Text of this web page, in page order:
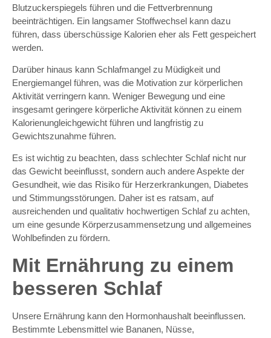
Blutzuckerspiegels führen und die Fettverbrennung
beeinträchtigen. Ein langsamer Stoffwechsel kann dazu
führen, dass überschüssige Kalorien eher als Fett gespeichert
werden.
Darüber hinaus kann Schlafmangel zu Müdigkeit und
Energiemangel führen, was die Motivation zur körperlichen
Aktivität verringern kann. Weniger Bewegung und eine
insgesamt geringere körperliche Aktivität können zu einem
Kalorienungleichgewicht führen und langfristig zu
Gewichtszunahme führen.
Es ist wichtig zu beachten, dass schlechter Schlaf nicht nur
das Gewicht beeinflusst, sondern auch andere Aspekte der
Gesundheit, wie das Risiko für Herzerkrankungen, Diabetes
und Stimmungsstörungen. Daher ist es ratsam, auf
ausreichenden und qualitativ hochwertigen Schlaf zu achten,
um eine gesunde Körperzusammensetzung und allgemeines
Wohlbefinden zu fördern.
Mit Ernährung zu einem
besseren Schlaf
Unsere Ernährung kann den Hormonhaushalt beeinflussen.
Bestimmte Lebensmittel wie Bananen, Nüsse,